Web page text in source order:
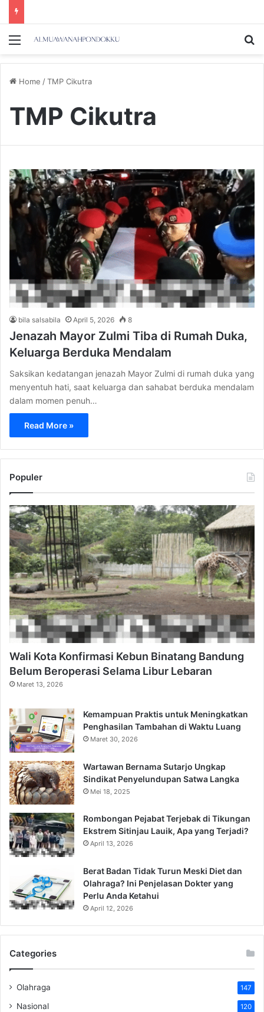
Menu
Home /TMP Cikutra
TMP Cikutra
bila salsabila April 5, 2026 8
Jenazah Mayor Zulmi Tiba di Rumah Duka,
Keluarga Berduka Mendalam
Saksikan kedatangan jenazah Mayor Zulmi di rumah duka yang
menyentuh hati, saat keluarga dan sahabat berduka mendalam
dalam momen penuh…
Read More »
Populer
Wali Kota Konfirmasi Kebun Binatang Bandung
Belum Beroperasi Selama Libur Lebaran
Maret 13, 2026
Kemampuan Praktis untuk Meningkatkan
Penghasilan Tambahan di Waktu Luang
Maret 30, 2026
Wartawan Bernama Sutarjo Ungkap
Sindikat Penyelundupan Satwa Langka
Mei 18, 2025
Rombongan Pejabat Terjebak di Tikungan
Ekstrem Sitinjau Lauik, Apa yang Terjadi?
April 13, 2026
Berat Badan Tidak Turun Meski Diet dan
Olahraga? Ini Penjelasan Dokter yang
Perlu Anda Ketahui
April 12, 2026
Categories
Olahraga 147
Nasional 120